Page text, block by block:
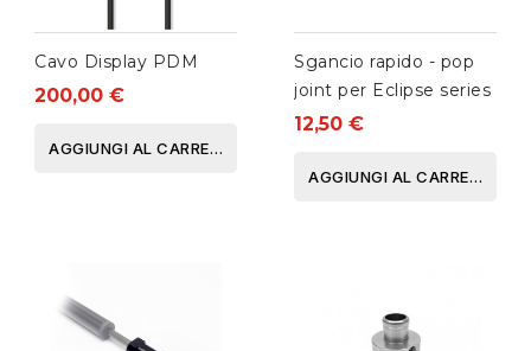
Cavo Display PDM
200,00 €
AGGIUNGI AL CARRELLO
Sgancio rapido - pop
joint per Eclipse series
12,50 €
AGGIUNGI AL CARRELLO